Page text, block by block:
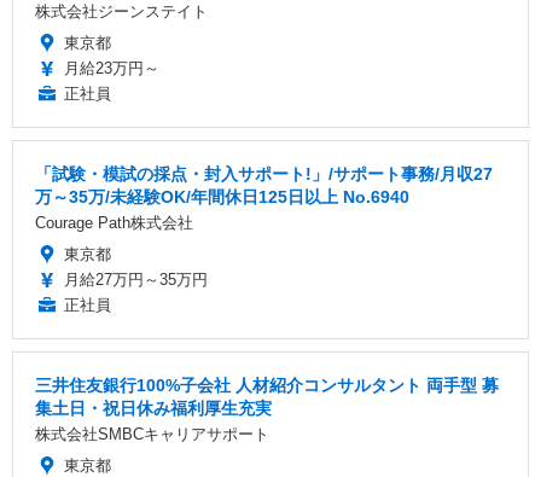
株式会社ジーンステイト
東京都
月給23万円～
正社員
「試験・模試の採点・封入サポート!」/サポート事務/月収27
万～35万/未経験OK/年間休日125日以上 No.6940
Courage Path株式会社
東京都
月給27万円～35万円
正社員
三井住友銀行100%子会社 人材紹介コンサルタント 両手型 募
集土日・祝日休み福利厚生充実
株式会社SMBCキャリアサポート
東京都